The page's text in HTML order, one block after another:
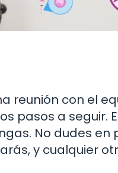
reunión con el
pasos a
No dudes en
y cualquier